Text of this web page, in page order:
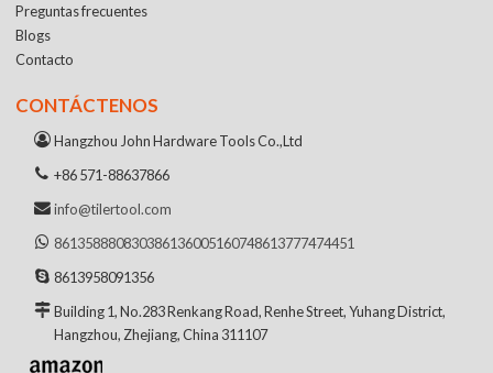
Preguntas frecuentes
Blogs
Contacto
CONTÁCTENOS
Hangzhou John Hardware Tools Co.,Ltd
+86 571-88637866
info@tilertool.com
861358880830386136005160748613777474451
8613958091356
Building 1, No.283 Renkang Road, Renhe Street, Yuhang District,
Hangzhou, Zhejiang, China 311107